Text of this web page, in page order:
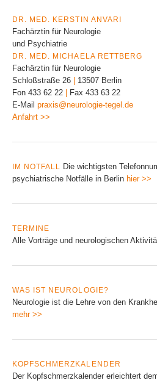
DR. MED. KERSTIN ANVARI
Fachärztin für Neurologie
und Psychiatrie
DR. MED. MICHAELA RETTBERG
Fachärztin für Neurologie
Schloßstraße 26
13507 Berlin
Fon 433 62 22
Fax 433 63 22
E-Mail praxis@neurologie-tegel.de
Anfahrt >>
IM NOTFALL
Die wichtigsten
psychiatrische Notfälle in Berlin hier >>
TERMINE
Alle Vorträge und neurologischen
WAS IST NEUROLOGIE?
Neurologie ist die Lehre von den
mehr >>
KOPFSCHMERZKALENDER
Der Kopfschmerzkalender erleichtert